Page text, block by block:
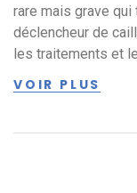
rare mais grave qui
déclencheur de
les traitements et
VOIR PLUS